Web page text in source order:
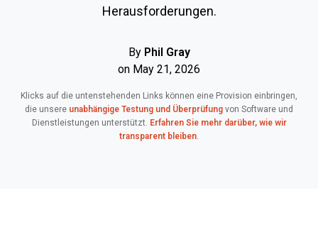
Herausforderungen.
By Phil Gray
on May 21, 2026
Klicks auf die untenstehenden Links können eine Provision einbringen,
die unsere unabhängige Testung und Überprüfung von Software und
Dienstleistungen unterstützt. Erfahren Sie mehr darüber, wie wir
transparent bleiben.